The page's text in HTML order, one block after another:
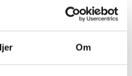
Om